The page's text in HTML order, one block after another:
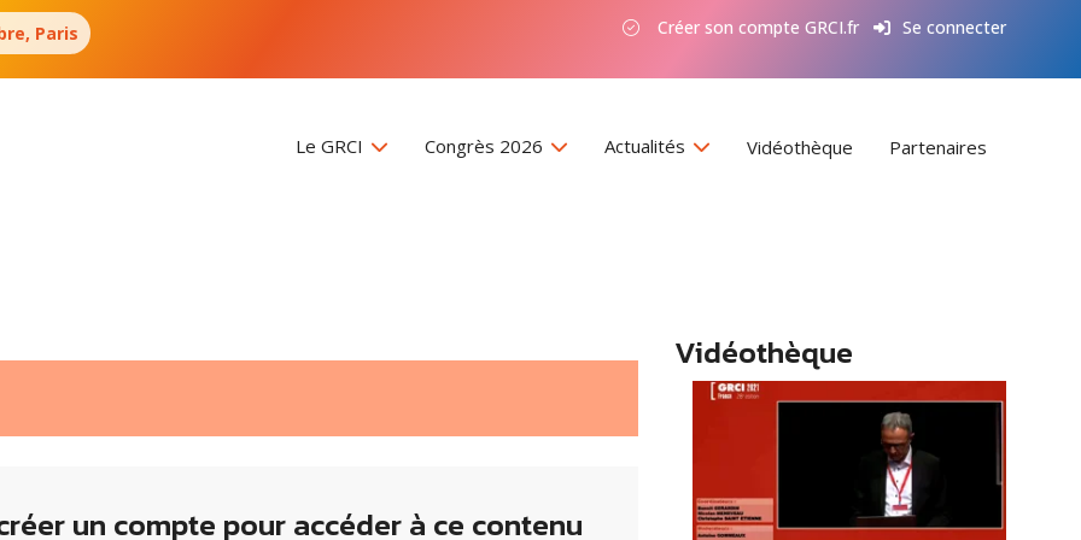
Paris Créer son compte GRCI.fr Se connecter
Le GRCI Congrès 2026 Actualités Vidéothèque Partenaires
un compte pour accéder à ce contenu
Vidéothèque